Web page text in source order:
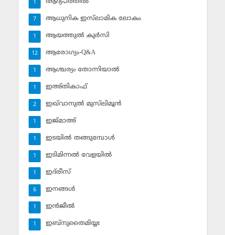
1
ആധുനിക ഇസ്‌ലാമിക ലോകം
7
ആയത്തുല്‍ കുര്‍സി
1
ആരോഗ്യം-Q&A
12
ആശ്ചര്യം തോന്നിയാല്‍
1
ഇഅ്തികാഫ്‌
1
ഇഖ്‌വാനുല്‍ മുസ്‌ലിമൂന്‍
2
ഇജ്മാഅ്
1
ഇടയില്‍ തങ്ങുമ്പോള്‍
1
ഇടിമിന്നല്‍ വേളയില്‍
1
ഇദ്‌രീസ്‌
1
ഇനങ്ങള്‍
6
ഇന്‍ജീല്‍
1
ഇബ്‌നുതൈമിയ്യഃ
1